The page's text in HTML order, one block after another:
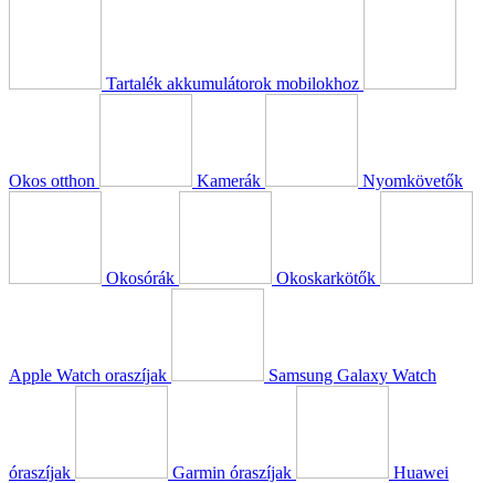
Tartalék akkumulátorok mobilokhoz
Okos otthon Kamerák Nyomkövetők
Okosórák Okoskarkötők
Apple Watch oraszíjak Samsung Galaxy Watch
óraszíjak Garmin óraszíjak Huawei